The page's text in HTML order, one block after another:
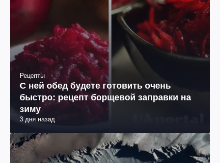
Рецепты
С ней обед будете готовить очень
быстро: рецепт борщевой заправки на
зиму
3 дня назад